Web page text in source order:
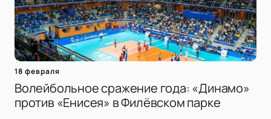
18 февраля
Волейбольное сражение года: «Динамо»
против «Енисея» в Филёвском парке